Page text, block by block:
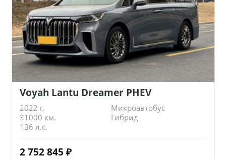
Voyah Lantu Dreamer PHEV
2022 г.
Микроавтобус
31000 км.
Гибрид
136 л.с.
2 752 845 ₽